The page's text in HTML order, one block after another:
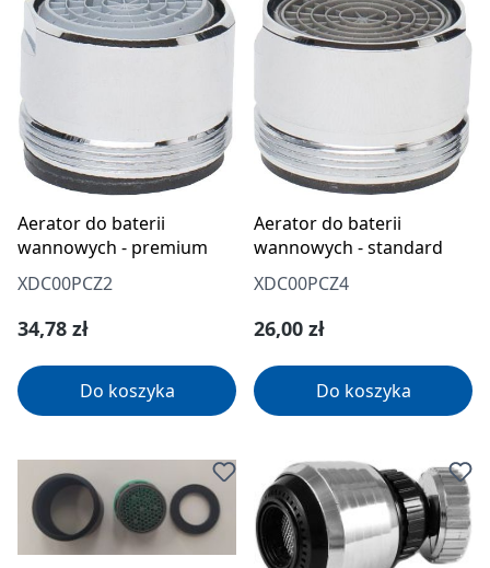
Aerator do baterii
wannowych - premium
XDC00PCZ2
Cena regularna:
34,78 zł
Do koszyka
Aerator do baterii
wannowych - standard
XDC00PCZ4
Cena regularna:
26,00 zł
Do koszyka